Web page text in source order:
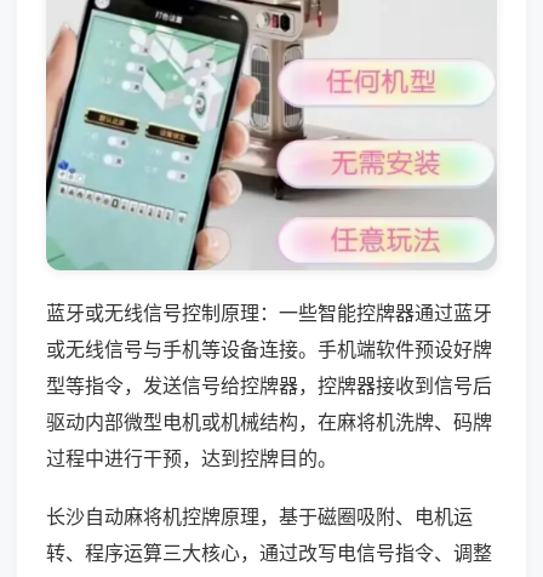
蓝牙或无线信号控制原理：一些智能控牌器通过蓝牙
或无线信号与手机等设备连接。手机端软件预设好牌
型等指令，发送信号给控牌器，控牌器接收到信号后
驱动内部微型电机或机械结构，在麻将机洗牌、码牌
过程中进行干预，达到控牌目的。
长沙自动麻将机控牌原理，基于磁圈吸附、电机运
转、程序运算三大核心，通过改写电信号指令、调整